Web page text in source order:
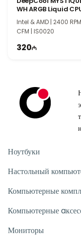
WH ARGB Liquid
Cooler
Intel & AMD | 2400
CFM | IS0020
320
Ноутбуки
Настольный
Компьютерные
Компьютерные
Мониторы